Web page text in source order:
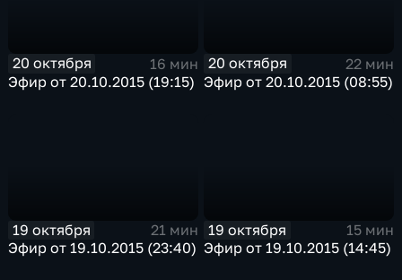
20 октября
16 мин
Эфир от 20.10.2015 (19:15)
20 октября
22 мин
Эфир от 20.10.2015 (08:55)
19 октября
21 мин
Эфир от 19.10.2015 (23:40)
19 октября
15 мин
Эфир от 19.10.2015 (14:45)